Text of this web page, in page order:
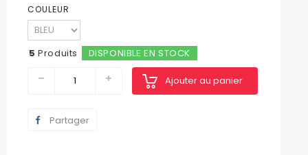
COULEUR
5 Produits DISPONIBLE EN STOCK
Ajouter au panier
Partager